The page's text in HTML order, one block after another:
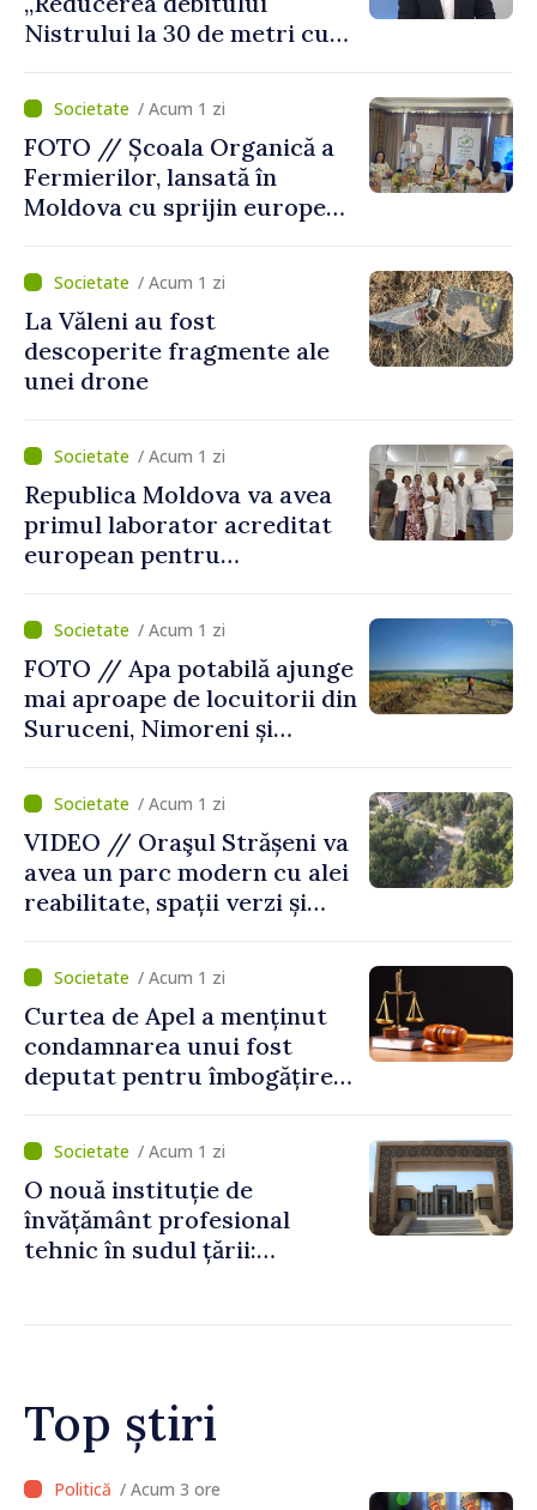
Nistrului la 30 de metri cubi
„catastrofă naturală”
/ Acum 1 zi
FOTO // Școala Organică a
Fermierilor, lansată în
Moldova cu sprijin european
agriculturii durabile
/ Acum 1 zi
La Văleni au fost
descoperite fragmente ale
unei drone
/ Acum 1 zi
Republica Moldova va avea
primul laborator acreditat
european pentru
viței-de-vie
/ Acum 1 zi
FOTO // Apa potabilă ajunge
mai aproape de locuitorii din
Suruceni, Nimoreni și
/ Acum 1 zi
VIDEO // Oraşul Strășeni va
avea un parc modern cu alei
reabilitate, spații verzi și
/ Acum 1 zi
Curtea de Apel a menținut
condamnarea unui fost
deputat pentru îmbogățire
statului peste 2,4 milioane
de lei
/ Acum 1 zi
O nouă instituție de
învățământ profesional
tehnic în sudul țării:
Top știri
/ Acum 2 ore